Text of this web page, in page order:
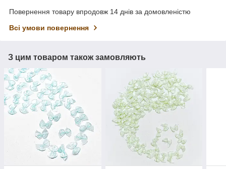
Повернення товару впродовж 14 днів за домовленістю
Всі умови повернення
З цим товаром також замовляють